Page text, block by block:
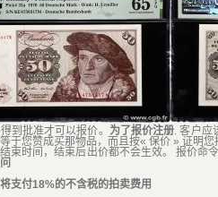
到批准才可以报价。 为了报价注册. 客户应
于您赞成买那物品，而且按« 保价 » 证明
束时间，结束后出价都不会生效。 报价命
支付18%的不含税的拍卖费用